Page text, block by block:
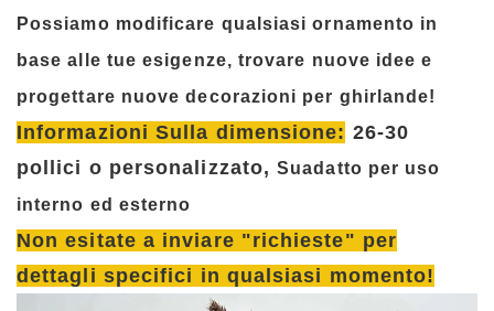
Possiamo modificare qualsiasi ornamento in
base alle tue esigenze, trovare nuove idee e
progettare nuove decorazioni per ghirlande!
Informazioni Sulla dimensione: 26-30
pollici o personalizzato, Suadatto per uso
interno ed esterno
Non esitate a inviare "richieste" per
dettagli specifici in qualsiasi momento!